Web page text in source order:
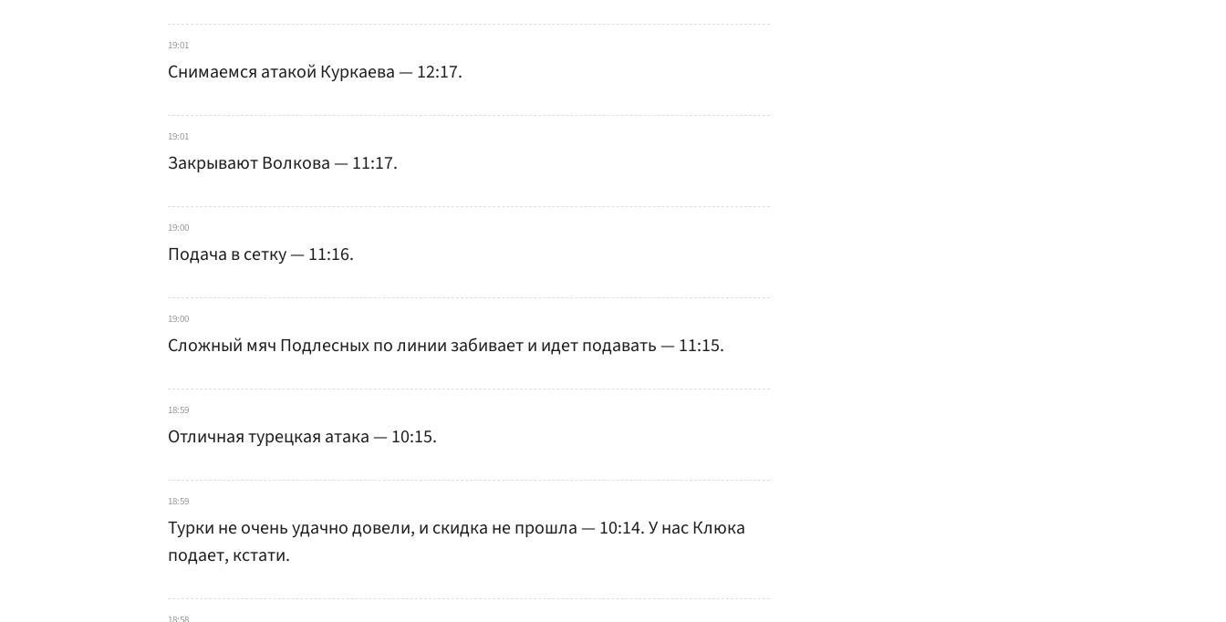
19:01
Снимаемся атакой Куркаева — 12:17.
19:01
Закрывают Волкова — 11:17.
19:00
Подача в сетку — 11:16.
19:00
Сложный мяч Подлесных по линии забивает и идет подавать — 11:15.
18:59
Отличная турецкая атака — 10:15.
18:59
Турки не очень удачно довели, и скидка не прошла — 10:14. У нас Клюка
подает, кстати.